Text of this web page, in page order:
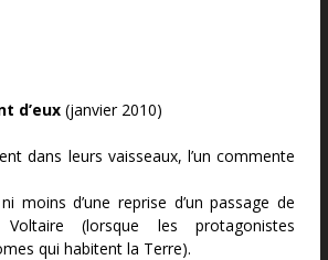
d’eux (janvier 2010)
dans leurs vaisseaux, l’un commente
moins d’une reprise d’un passage de
(lorsque les protagonistes
qui habitent la Terre).